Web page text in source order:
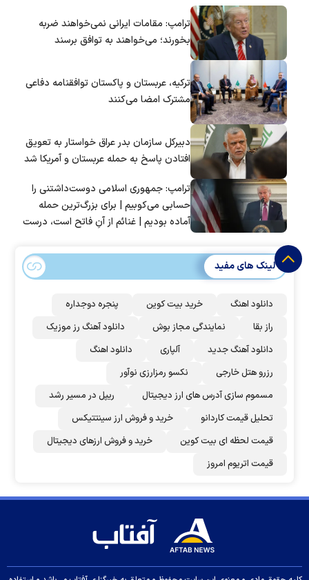
ترامپ: مقامات ایرانی نمی‌خواهند ضربه
بخورند؛ می‌خواهند به توافق برسند
ترکیه، عربستان و پاکستان توافقنامه دفاعی
مشترک امضا می‌کنند
دبیرکل سازمان بدر عراق خواستار به تعویق
افتادن پاسخ به حمله عربستان و آمریکا شد
ترامپ: جمهوری اسلامی دوست‌داشتنی را
حسابی می‌کوبیم | برای بزرگ‌ترین حمله
آماده بودیم | غنائم از آنِ فاتح است، درست
لینک های مفید
دانلود اهنگ خرید بیت کوین
پنجره دوجداره
راز بقا
نمایندگی مجاز بوش
دانلود آهنگ رز‌ موزیک
دانلود آهنگ جدید
آلپاری
دانلود اهنگ
رزرو هتل خارجی
نکسو رمزارزی نوآور
مسموم سازی آدرس های ارز دیجیتال
ریپل در مسیر رشد
تحلیل قیمت کاردانو
خرید و فروش ارز سینتتیکس
قیمت لحظه ای بیت کوین
خرید و فروش ارزهای دیجیتال
قیمت اتریوم امروز